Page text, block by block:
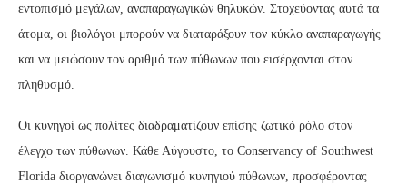
εντοπισμό μεγάλων, αναπαραγωγικών θηλυκών. Στοχεύοντας αυτά τα
άτομα, οι βιολόγοι μπορούν να διαταράξουν τον κύκλο αναπαραγωγής
και να μειώσουν τον αριθμό των πύθωνων που εισέρχονται στον
πληθυσμό.
Οι κυνηγοί ως πολίτες διαδραματίζουν επίσης ζωτικό ρόλο στον
έλεγχο των πύθωνων. Κάθε Αύγουστο, το Conservancy of Southwest
Florida διοργανώνει διαγωνισμό κυνηγιού πύθωνων, προσφέροντας